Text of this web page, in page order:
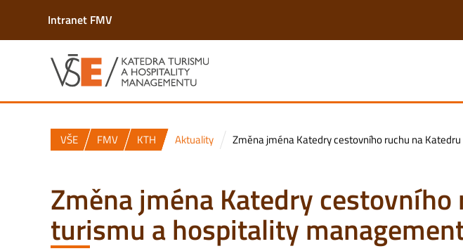
Intranet FMV
VŠE FMV KTH Aktuality Změna jména Katedry cestovního ruchu na
Změna jména Katedry cestovního
turismu a hospitality